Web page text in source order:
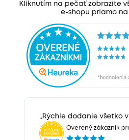
Kliknutím na pečať zobrazíte
e-shopu priamo na
„Rýchle dodanie všetko
Overený zákazník